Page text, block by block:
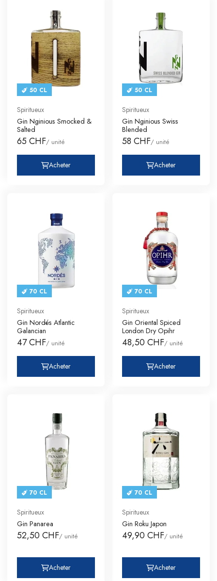
50 CL
Spiritueux
Gin Nginious Smocked &
Salted
65 CHF/ unité
Acheter
50 CL
Spiritueux
Gin Nginious Swiss
Blended
58 CHF/ unité
Acheter
70 CL
Spiritueux
Gin Nordés Atlantic
Galancian
47 CHF/ unité
Acheter
70 CL
Spiritueux
Gin Oriental Spiced
London Dry Opihr
48,50 CHF/ unité
Acheter
70 CL
Spiritueux
Gin Panarea
52,50 CHF/ unité
Acheter
70 CL
Spiritueux
Gin Roku Japon
49,90 CHF/ unité
Acheter